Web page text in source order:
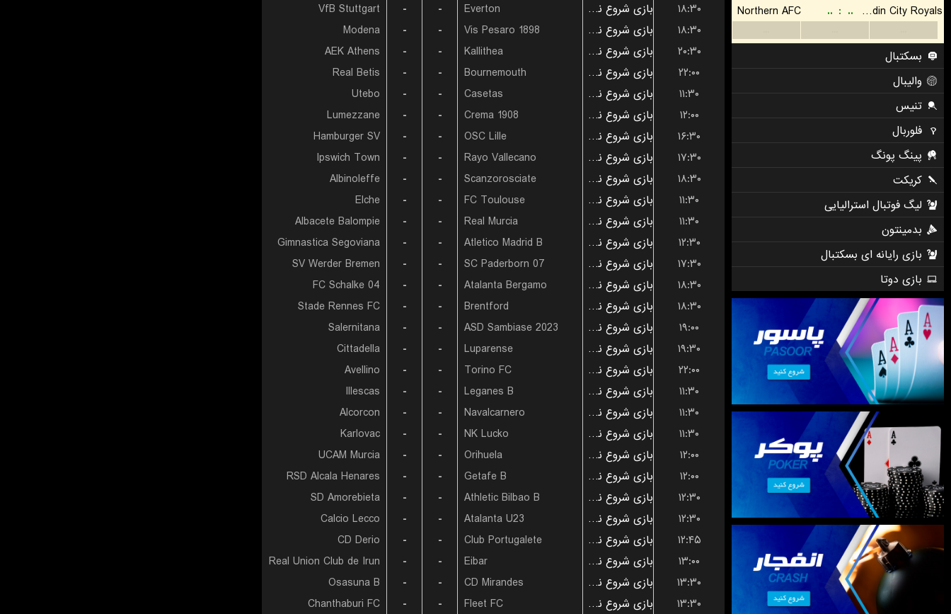
VfB Stuttgart
- - Everton بازی شروع نشده است
۱۸:۳۰
Modena
- - Vis Pesaro 1898 بازی شروع نشده است
۱۸:۳۰
AEK Athens
- - Kallithea بازی شروع نشده است
۲۰:۳۰
Real Betis
- - Bournemouth بازی شروع نشده است
۲۲:۰۰
Utebo
- - Casetas بازی شروع نشده است
۱۱:۳۰
Lumezzane
- - Crema 1908 بازی شروع نشده است
۱۲:۰۰
Hamburger SV
- - OSC Lille بازی شروع نشده است
۱۶:۳۰
Ipswich Town
- - Rayo Vallecano بازی شروع نشده است
۱۷:۳۰
Albinoleffe
- - Scanzorosciate بازی شروع نشده است
۱۸:۳۰
Elche
- - FC Toulouse بازی شروع نشده است
۱۱:۳۰
Albacete Balompie
- - Real Murcia بازی شروع نشده است
۱۱:۳۰
Gimnastica Segoviana
- - Atletico Madrid B بازی شروع نشده است
۱۲:۳۰
SV Werder Bremen
- - SC Paderborn 07 بازی شروع نشده است
۱۷:۳۰
FC Schalke 04
- - Atalanta Bergamo بازی شروع نشده است
۱۸:۳۰
Stade Rennes FC
- - Brentford بازی شروع نشده است
۱۸:۳۰
Salernitana
- - ASD Sambiase 2023 بازی شروع نشده است
۱۹:۰۰
Cittadella
- - Luparense بازی شروع نشده است
۱۹:۳۰
Avellino
- - Torino FC بازی شروع نشده است
۲۲:۰۰
Illescas
- - Leganes B بازی شروع نشده است
۱۱:۳۰
Alcorcon
- - Navalcarnero بازی شروع نشده است
۱۱:۳۰
Karlovac
- - NK Lucko بازی شروع نشده است
۱۱:۳۰
UCAM Murcia
- - Orihuela بازی شروع نشده است
۱۲:۰۰
RSD Alcala Henares
- - Getafe B بازی شروع نشده است
۱۲:۰۰
SD Amorebieta
- - Athletic Bilbao B بازی شروع نشده است
۱۲:۳۰
Calcio Lecco
- - Atalanta U23 بازی شروع نشده است
۱۲:۳۰
CD Derio
- - Club Portugalete بازی شروع نشده است
۱۲:۴۵
Real Union Club de Irun
- - Eibar بازی شروع نشده است
۱۳:۰۰
Osasuna B
- - CD Mirandes بازی شروع نشده است
۱۳:۳۰
Chanthaburi FC
- - Fleet FC بازی شروع نشده است
۱۳:۳۰